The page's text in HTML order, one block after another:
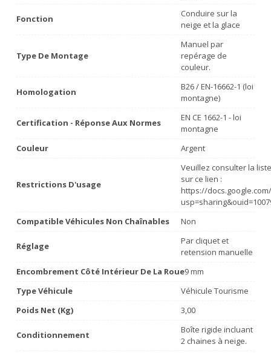
Fonction
Conduire sur la
neige et la glace
Type De Montage
Manuel par
repérage de
couleur.
Homologation
B26 / EN-16662-1 (loi
montagne)
Certification - Réponse Aux Normes
EN CE 1662-1 - loi
montagne
Couleur
Argent
Restrictions D'usage
Veuillez consulter la
sur ce lien :
https://
Compatible Véhicules Non Chaînables
Non
Réglage
Par cliquet et
retension manuelle
Encombrement Côté Intérieur De La Roue9 mm
Type Véhicule
Véhicule Tourisme
Poids Net (Kg)
3,00
Conditionnement
Boîte rigide incluant
2 chaines à neige.